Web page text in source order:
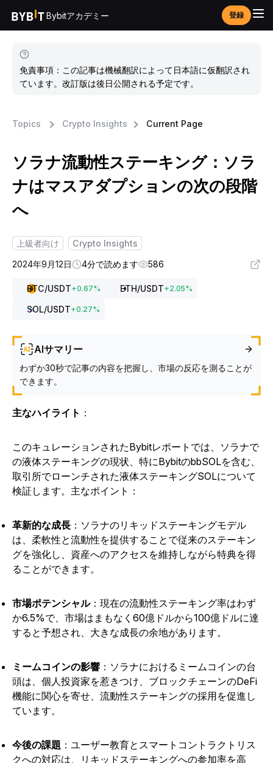
Bybitアカデミー 登録
免責事項：この記事は機械翻訳によって日本語に仮翻訳され
ています。改訂版は後日公開される予定です。
Topics Crypto Insights Current Page
ソラナ流動性ステーキング：ソラ
ナはマスアダプションの次の段階
へ
上級者向け
Crypto Insights
2024年9月12日
4分で読めます 586
BTC/USDT+0.67% ETH/USDT+2.05%
SOL/USDT+0.27%
AIサマリー
わずか30秒で記事の内容を把握し、市場の反応を測ることが
できます。
主なハイライト ：
このキュレーションされたBybitレポートでは、ソラナで
の液体ステーキングの現状、特にBybitのbbSOLを含む、
取引所でローンチされた液体ステーキングSOLについて
検証します。主なポイント：
革新的な成長 ：ソラナのリキッドステーキングモデル
は、柔軟性と流動性を提供することで従来のステーキン
グを強化し、資産へのアクセスを維持しながら特典を得
ることができます。
市場ポテンシャル：現在の流動性ステーキング率はわず
か6.5%で、市場はまもなく60億ドルから100億ドルに達
すると予想され、大きな成長の余地があります。
ミームコインの影響 ：ソラナにおけるミームコインの台
頭は、個人投資家を惹きつけ、ブロックチェーンのDeFi
機能に関心を寄せ、流動性ステーキングの採用を促進し
ています。
今後の課題 ：ユーザー教育とスマートコントラクトリス
クへの対応は、リキッドステーキングへの参加率を高